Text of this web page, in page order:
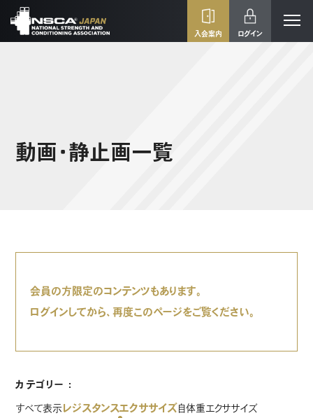
入会案内 ログイン
動画・静止画一覧
会員の方限定のコンテンツもあります。
ログインしてから、再度このページをご覧ください。
カテゴリー
すべて表示 レジスタンスエクササイズ 自体重エクササイズ